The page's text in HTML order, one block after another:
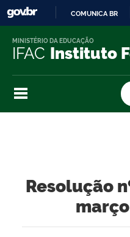
COMUNICA BR
IFAC Instituto
MINISTÉRIO DA EDUCAÇÃO
Resolução